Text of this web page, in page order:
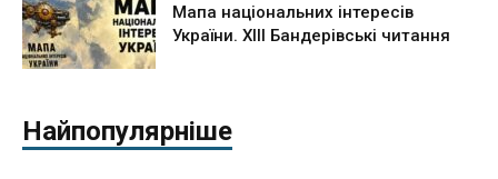
Мапа національних інтересів
України. ХІІІ Бандерівські читання
Найпопулярніше